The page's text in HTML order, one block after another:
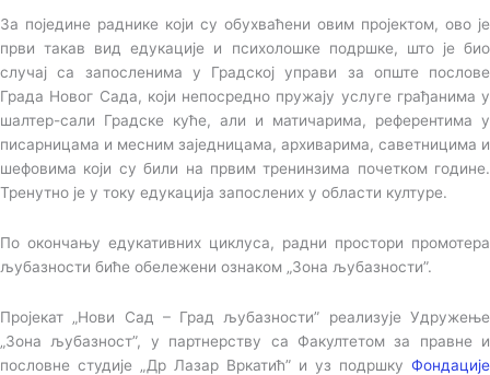
За поједине раднике који су обухваћени овим пројектом, ово је
први такав вид едукације и психолошке подршке, што је био
случај са запосленима у Градској управи за опште послове
Града Новог Сада, који непосредно пружају услуге грађанима у
шалтер-сали Градске куће, али и матичарима, референтима у
писарницама и месним заједницама, архиварима, саветницима и
шефовима који су били на првим тренинзима почетком године.
Тренутно је у току едукација запослених у области културе.
По окончању едукативних циклуса, радни простори промотера
љубазности биће обележени ознаком „Зона љубазности”.
Пројекат „Нови Сад – Град љубазности” реализује Удружење
„Зона љубазност”, у партнерству са Факултетом за правне и
пословне студије „Др Лазар Вркатић” и уз подршку Фондације